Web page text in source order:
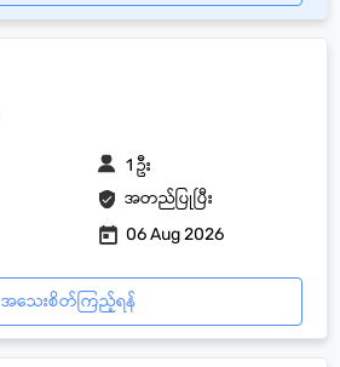
အတည်ပြုပြီး
1 ဦး
06 Aug 2026
အသေးစိတ်ကြည့်ရန်